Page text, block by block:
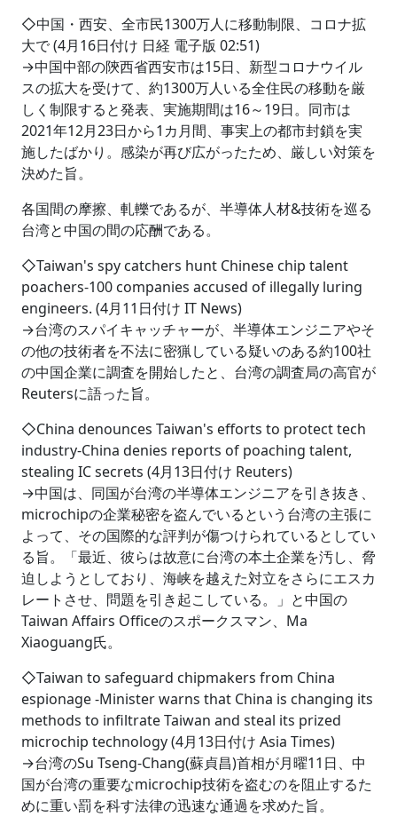
◇中国・西安、全市民1300万人に移動制限、コロナ拡
大で (4月16日付け 日経 電子版 02:51)
→中国中部の陝西省西安市は15日、新型コロナウイル
スの拡大を受けて、約1300万人いる全住民の移動を厳
しく制限すると発表、実施期間は16～19日。同市は
2021年12月23日から1カ月間、事実上の都市封鎖を実
施したばかり。感染が再び広がったため、厳しい対策を
決めた旨。
各国間の摩擦、軋轢であるが、半導体人材&技術を巡る
台湾と中国の間の応酬である。
◇Taiwan's spy catchers hunt Chinese chip talent
poachers-100 companies accused of illegally luring
engineers. (4月11日付け IT News)
→台湾のスパイキャッチャーが、半導体エンジニアやそ
の他の技術者を不法に密猟している疑いのある約100社
の中国企業に調査を開始したと、台湾の調査局の高官が
Reutersに語った旨。
◇China denounces Taiwan's efforts to protect tech
industry-China denies reports of poaching talent,
stealing IC secrets (4月13日付け Reuters)
→中国は、同国が台湾の半導体エンジニアを引き抜き、
microchipの企業秘密を盗んでいるという台湾の主張に
よって、その国際的な評判が傷つけられているとしてい
る旨。「最近、彼らは故意に台湾の本土企業を汚し、脅
迫しようとしており、海峡を越えた対立をさらにエスカ
レートさせ、問題を引き起こしている。」と中国の
Taiwan Affairs Officeのスポークスマン、Ma
Xiaoguang氏。
◇Taiwan to safeguard chipmakers from China
espionage -Minister warns that China is changing its
methods to infiltrate Taiwan and steal its prized
microchip technology (4月13日付け Asia Times)
→台湾のSu Tseng-Chang(蘇貞昌)首相が月曜11日、中
国が台湾の重要なmicrochip技術を盗むのを阻止するた
めに重い罰を科す法律の迅速な通過を求めた旨。